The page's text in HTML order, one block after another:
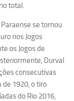
total.
se tornou
nos Jogos
os Jogos de
Durval
consecutivas
de 1920, o tiro
do Rio 2016,